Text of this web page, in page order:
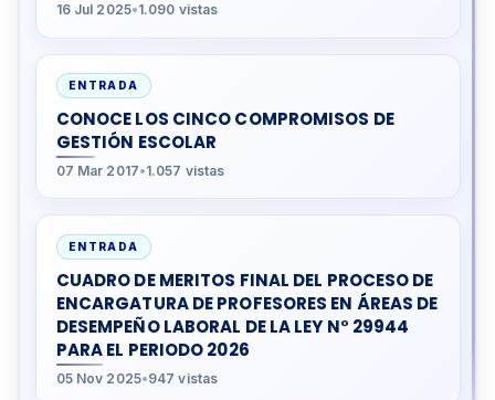
16 Jul 2025•1.090 vistas
ENTRADA
CONOCE LOS CINCO COMPROMISOS DE
GESTIÓN ESCOLAR
07 Mar 2017•1.057 vistas
ENTRADA
CUADRO DE MERITOS FINAL DEL PROCESO DE
ENCARGATURA DE PROFESORES EN ÁREAS DE
DESEMPEÑO LABORAL DE LA LEY N° 29944
PARA EL PERIODO 2026
05 Nov 2025•947 vistas